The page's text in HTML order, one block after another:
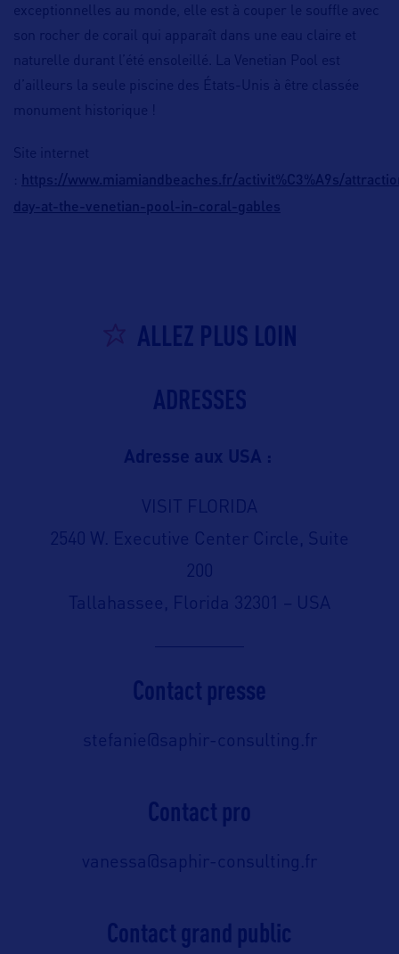
exceptionnelles au monde, elle est à couper le souffle avec
son rocher de corail qui apparaît dans une eau claire et
naturelle durant l’été ensoleillé. La Venetian Pool est
d’ailleurs la seule piscine des États-Unis à être classée
monument historique !
Site internet
: https://www.miamiandbeaches.fr/activit%C3%A9s/
day-at-the-venetian-pool-in-coral-gables
ALLEZ PLUS LOIN
ADRESSES
Adresse aux USA :
VISIT FLORIDA
2540 W. Executive Center Circle, Suite
200
Tallahassee, Florida 32301 – USA
Contact presse
stefanie@saphir-consulting.fr
Contact pro
vanessa@saphir-consulting.fr
Contact grand public